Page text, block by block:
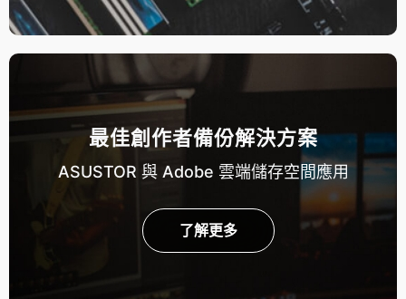
最佳創作者備份解決方案
ASUSTOR 與 Adobe 雲端儲存空間應用
了解更多